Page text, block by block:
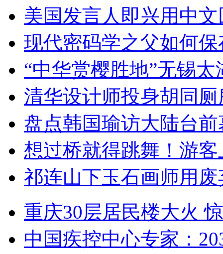
美国发言人即兴用中
现代密码学之父如何
“中华赏樱胜地”无锡
清华设计师投身胡同
盘点韩国瑜访大陆台
想过桥就得跳舞！游客
祁连山下玉石画师用
重庆30层居民楼大火
中国疾控中心专家：